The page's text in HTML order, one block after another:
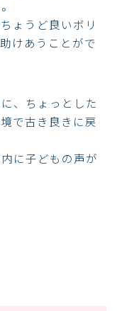
ょうど良いボリ
けあうことがで
、ちょっとした
で古き良きに戻
に子どもの声が